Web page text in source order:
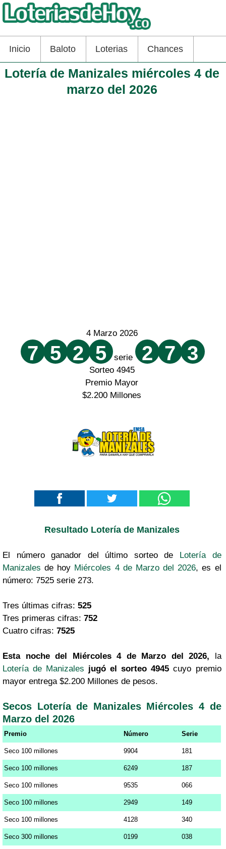
Inicio Baloto Loterias Chances
Lotería de Manizales miércoles 4 de
marzo del 2026
4 Marzo 2026
7 5 2 5 serie 2 7 3
Sorteo 4945
Premio Mayor
$2.200 Millones
Resultado Lotería de Manizales
El número ganador del último sorteo de Lotería de
Manizales de hoy Miércoles 4 de Marzo del 2026, es el
número: 7525 serie 273.
Tres últimas cifras: 525
Tres primeras cifras: 752
Cuatro cifras: 7525
Esta noche del Miércoles 4 de Marzo del 2026, la
Lotería de Manizales jugó el sorteo 4945 cuyo premio
mayor entrega $2.200 Millones de pesos.
Secos Lotería de Manizales Miércoles 4 de
Marzo del 2026
Premio Número Serie
Seco 100 millones 9904 181
Seco 100 millones 6249 187
Seco 100 millones 9535 066
Seco 100 millones 2949 149
Seco 100 millones 4128 340
Seco 300 millones 0199 038